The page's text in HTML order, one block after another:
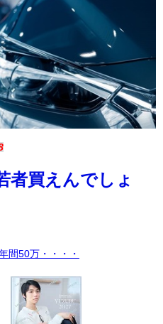
者買えんでしょ
間50万・・・・